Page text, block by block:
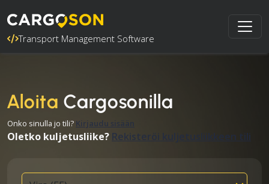
Transport Management Software
Aloita Cargosonilla
Onko sinulla jo tili? Kirjaudu sisään
Oletko kuljetusliike? Rekisteröi kuljetusliikkeen tili